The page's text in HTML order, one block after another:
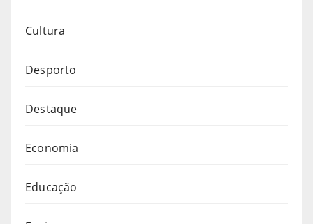
Cultura
Desporto
Destaque
Economia
Educação